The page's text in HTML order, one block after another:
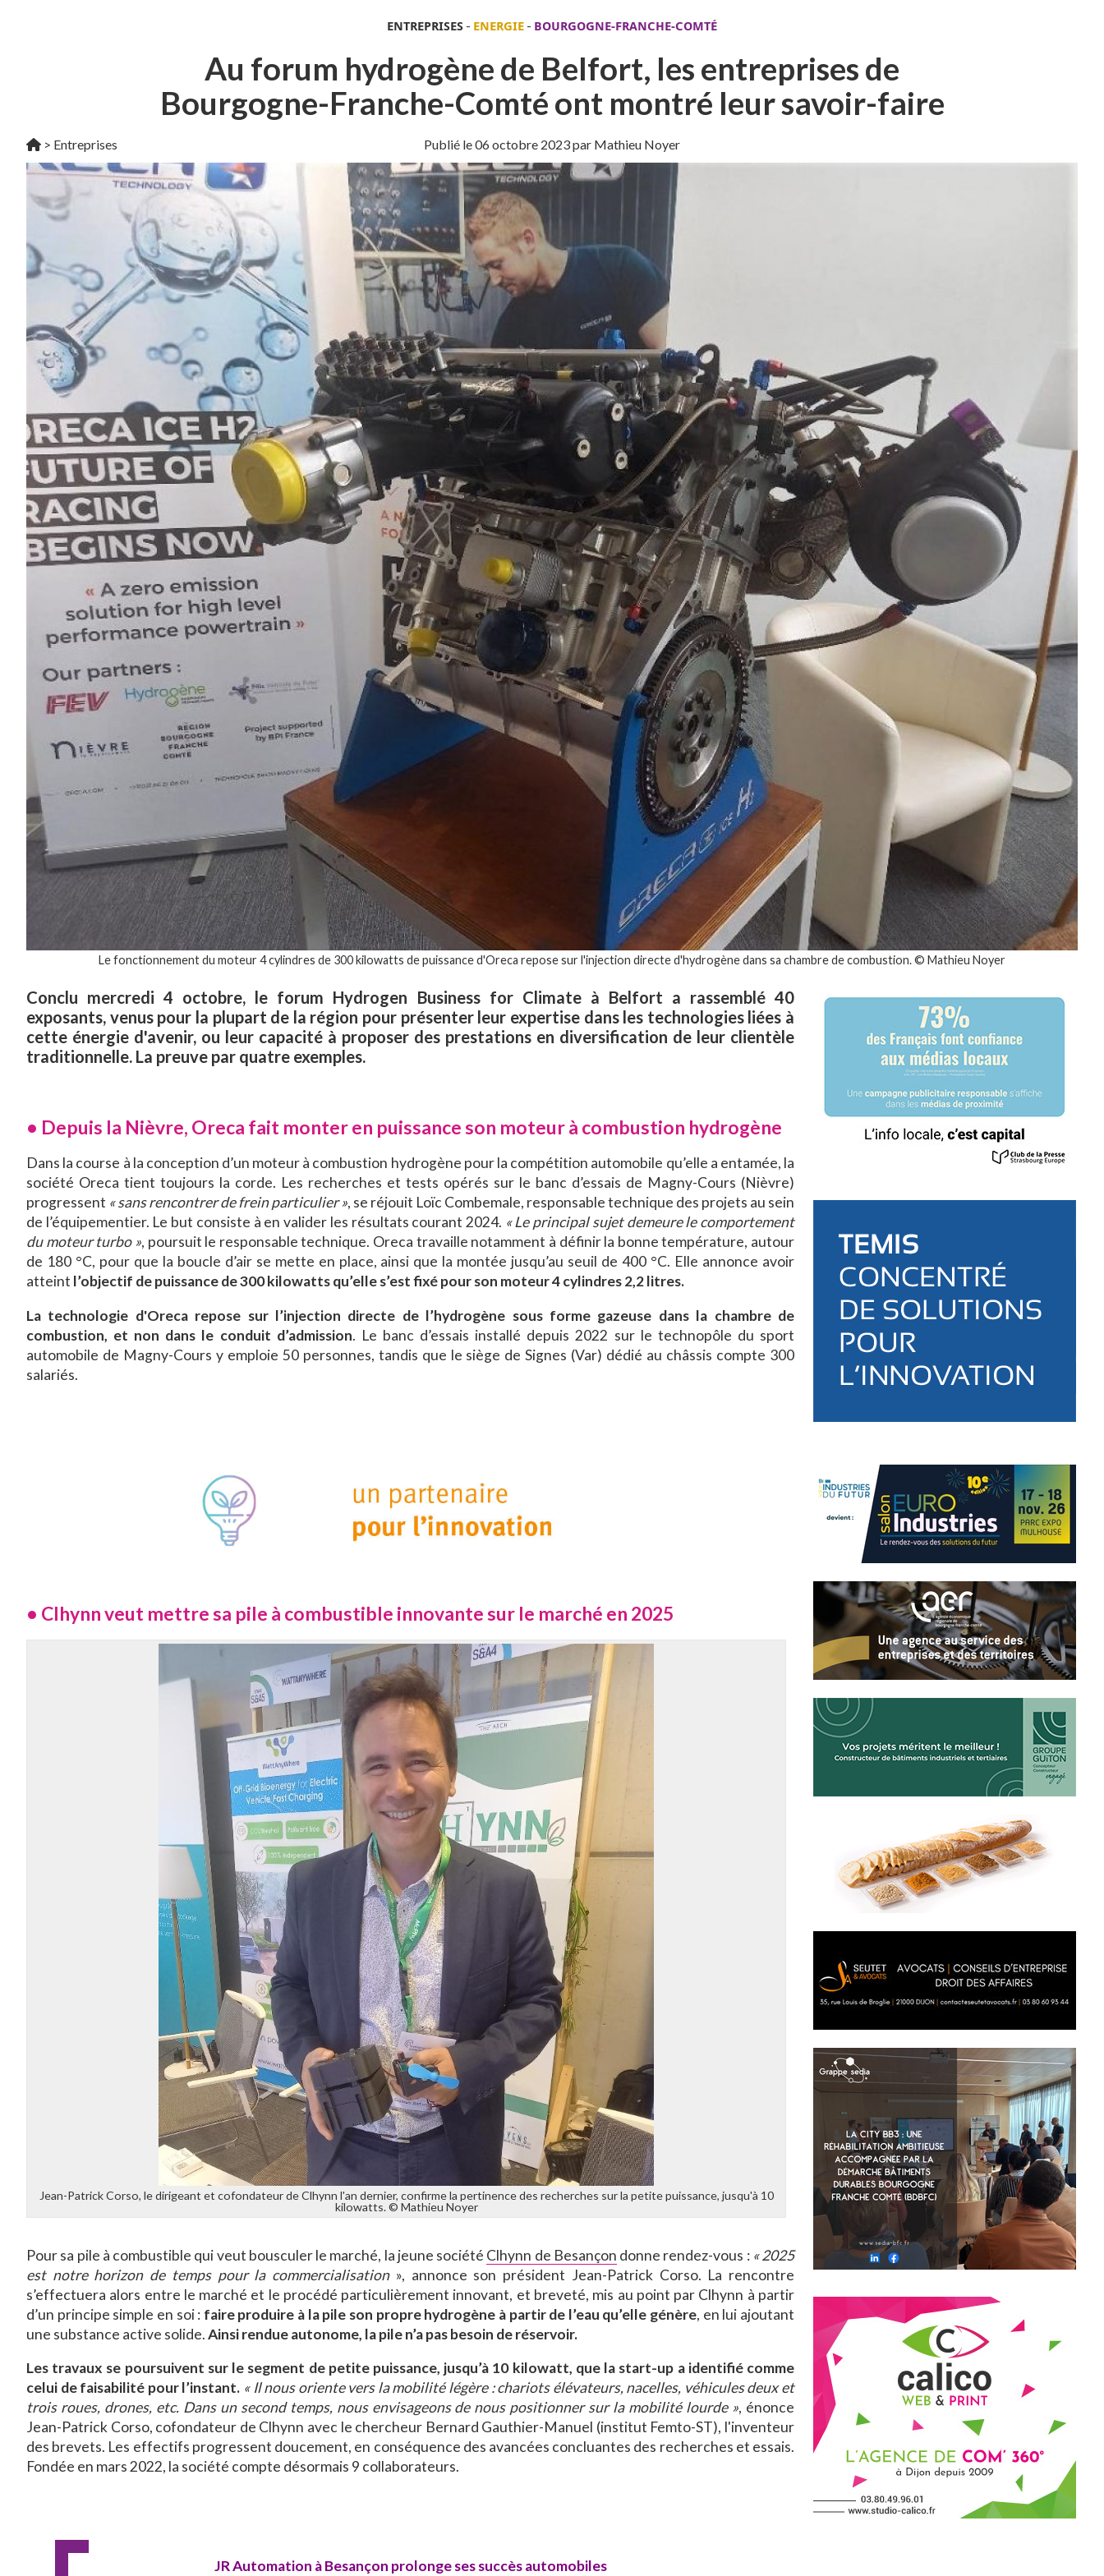
ENTREPRISES - ENERGIE - BOURGOGNE-FRANCHE-COMTÉ
Au forum hydrogène de Belfort, les entreprises de
Bourgogne-Franche-Comté ont montré leur savoir-faire
> Entreprises Publié le06 octobre 2023par Mathieu Noyer
Le fonctionnement du moteur 4 cylindres de 300 kilowatts de puissance d'Oreca repose sur l'injection directe d'hydrogène dans sa chambre de combustion. © Mathieu Noyer
Conclu mercredi 4 octobre, le forum Hydrogen Business for Climate à Belfort a rassemblé 40
exposants, venus pour la plupart de la région pour présenter leur expertise dans les technologies liées à
cette énergie d'avenir, ou leur capacité à proposer des prestations en diversification de leur clientèle
traditionnelle. La preuve par quatre exemples.
• Depuis la Nièvre, Oreca fait monter en puissance son moteur à combustion hydrogène
Dans la course à la conception d’un moteur à combustion hydrogène pour la compétition automobile qu’elle a entamée, la
société Oreca tient toujours la corde. Les recherches et tests opérés sur le banc d’essais de Magny-Cours (Nièvre)
progressent « sans rencontrer de frein particulier », se réjouit Loïc Combemale, responsable technique des projets au sein
de l’équipementier. Le but consiste à en valider les résultats courant 2024. « Le principal sujet demeure le comportement
du moteur turbo », poursuit le responsable technique. Oreca travaille notamment à définir la bonne température, autour
de 180 °C, pour que la boucle d’air se mette en place, ainsi que la montée jusqu’au seuil de 400 °C. Elle annonce avoir
atteint l’objectif de puissance de 300 kilowatts qu’elle s’est fixé pour son moteur 4 cylindres 2,2 litres.
La technologie d'Oreca repose sur l’injection directe de l’hydrogène sous forme gazeuse dans la chambre de
combustion, et non dans le conduit d’admission. Le banc d’essais installé depuis 2022 sur le technopôle du sport
automobile de Magny-Cours y emploie 50 personnes, tandis que le siège de Signes (Var) dédié au châssis compte 300
salariés.
• Clhynn veut mettre sa pile à combustible innovante sur le marché en 2025
Jean-Patrick Corso, le dirigeant et cofondateur de Clhynn l'an dernier, confirme la pertinence des recherches sur la petite puissance, jusqu'à 10
kilowatts. © Mathieu Noyer
Pour sa pile à combustible qui veut bousculer le marché, la jeune société Clhynn de Besançon donne rendez-vous : « 2025
est notre horizon de temps pour la commercialisation », annonce son président Jean-Patrick Corso. La rencontre
s’effectuera alors entre le marché et le procédé particulièrement innovant, et breveté, mis au point par Clhynn à partir
d’un principe simple en soi : faire produire à la pile son propre hydrogène à partir de l’eau qu’elle génère, en lui ajoutant
une substance active solide.Ainsi rendue autonome, la pile n’a pas besoin de réservoir.
Les travaux se poursuivent sur le segment de petite puissance, jusqu’à 10 kilowatt, que la start-up a identifié comme
celui de faisabilité pour l’instant. « Il nous oriente vers la mobilité légère : chariots élévateurs, nacelles, véhicules deux et
trois roues, drones, etc. Dans un second temps, nous envisageons de nous positionner sur la mobilité lourde », énonce
Jean-Patrick Corso, cofondateur de Clhynn avec le chercheur Bernard Gauthier-Manuel (institut Femto-ST), l'inventeur
des brevets. Les effectifs progressent doucement, en conséquence des avancées concluantes des recherches et essais.
Fondée en mars 2022, la société compte désormais 9 collaborateurs.
JR Automation à Besançon prolonge ses succès automobiles